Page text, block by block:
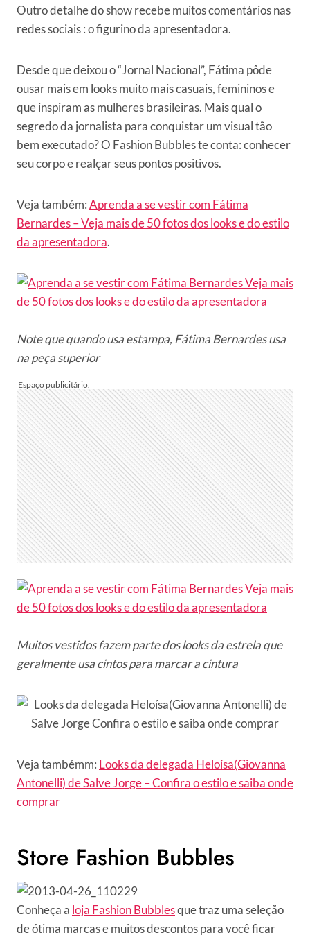
Outro detalhe do show recebe muitos comentários nas
redes sociais : o figurino da apresentadora.
Desde que deixou o “Jornal Nacional”, Fátima pôde
ousar mais em looks muito mais casuais, femininos e
que inspiram as mulheres brasileiras. Mais qual o
segredo da jornalista para conquistar um visual tão
bem executado? O Fashion Bubbles te conta: conhecer
seu corpo e realçar seus pontos positivos.
Veja também:Aprenda a se vestir com Fátima
Bernardes – Veja mais de 50 fotos dos looks e do estilo
da apresentadora.
Note que quando usa estampa, Fátima Bernardes usa
na peça superior
Muitos vestidos fazem parte dos looks da estrela que
geralmente usa cintos para marcar a cintura
Veja tambémm: Looks da delegada Heloísa(Giovanna
Antonelli) de Salve Jorge – Confira o estilo e saiba onde
comprar
Store Fashion Bubbles
Conheça a loja Fashion Bubblesque traz uma seleção
de ótima marcas e muitos descontos para você ficar